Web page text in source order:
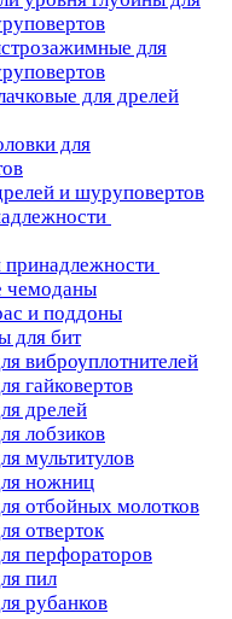
для
для дрелей
для
и шуруповертов
чемоданы
и поддоны
для бит
виброуплотнителей
гайковертов
дрелей
лобзиков
мультитулов
ножниц
отбойных молотков
отверток
перфораторов
пил
рубанков